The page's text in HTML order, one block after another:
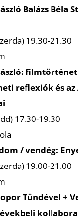
Balázs Béla
19.30-21.30
reflexiók és
17.30-19.30
/ vendég:
19.00-21.00
Tündével +
évekbeli